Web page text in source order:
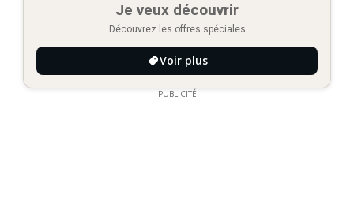
Je veux découvrir
Découvrez les offres spéciales
Voir plus
PUBLICITÉ